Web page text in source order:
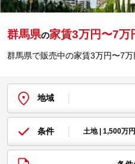
群馬県の家賃3万円〜7万
群馬県で販売中の家賃3万円〜7
地域
条件 土地 | 1,500万